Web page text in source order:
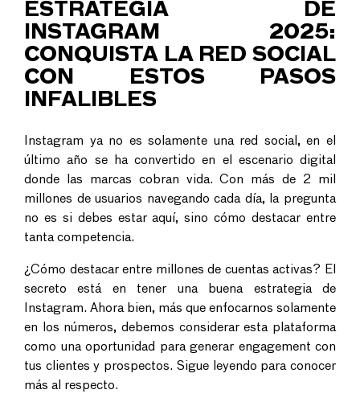
ESTRATEGIA DE
INSTAGRAM 2025:
CONQUISTA LA RED SOCIAL
CON ESTOS PASOS
INFALIBLES
Instagram ya no es solamente una red social, en el
último año se ha convertido en el escenario digital
donde las marcas cobran vida. Con más de 2 mil
millones de usuarios navegando cada día, la pregunta
no es si debes estar aquí, sino cómo destacar entre
tanta competencia.
¿Cómo destacar entre millones de cuentas activas? El
secreto está en tener una buena estrategia de
Instagram. Ahora bien, más que enfocarnos solamente
en los números, debemos considerar esta plataforma
como una oportunidad para generar engagement con
tus clientes y prospectos. Sigue leyendo para conocer
más al respecto.